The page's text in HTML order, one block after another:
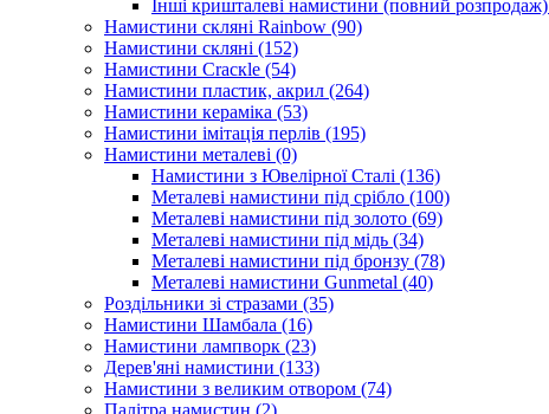
Інші кришталеві намистини (повний розпродаж)
Намистини скляні Rainbow (90)
Намистини скляні (152)
Намистини Cracкle (54)
Намистини пластик, акрил (264)
Намистини кераміка (53)
Намистини імітація перлів (195)
Намистини металеві (0)
Намистини з Ювелірної Сталі (136)
Металеві намистини під срібло (100)
Металеві намистини під золото (69)
Металеві намистини під мідь (34)
Металеві намистини під бронзу (78)
Металеві намистини Gunmetal (40)
Роздільники зі стразами (35)
Намистини Шамбала (16)
Намистини лампворк (23)
Дерев'яні намистини (133)
Намистини з великим отвором (74)
Палітра намистин (2)